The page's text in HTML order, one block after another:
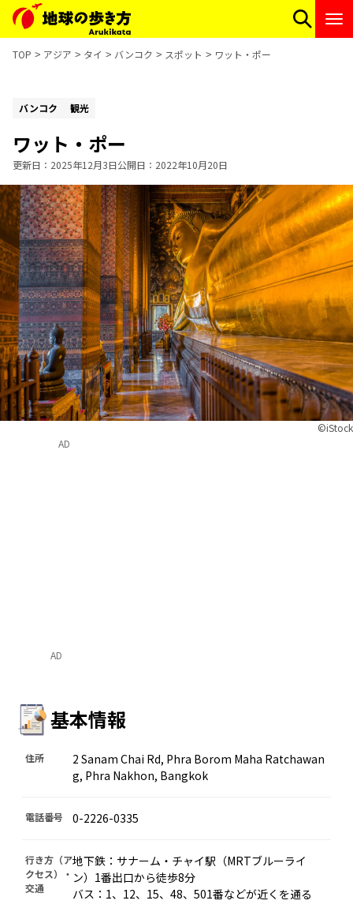
TOP アジア タイ バンコク スポット ワット・ポー
バンコク 観光
ワット・ポー
更新日 2025年12月3日公開日 2022年10月20日
©iStock
AD
基本情報
住所
2 Sanam Chai Rd, Phra Borom Maha Ratchawan
g, Phra Nakhon, Bangkok
電話番号 0-2226-0335
行き方（ア
クセス）・
交通
地下鉄：サナーム・チャイ駅（MRTブルーライ
ン）1番出口から徒歩8分
バス：1、12、15、48、501番などが近くを通る
AD